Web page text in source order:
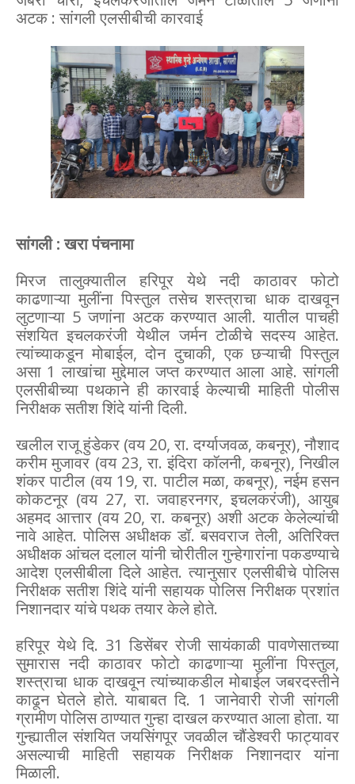
अटक : सांगली एलसीबीची कारवाई
सांगली : खरा पंचनामा
मिरज तालुक्यातील हरिपूर येथे नदी काठावर फोटो
काढणाऱ्या मुलींना पिस्तुल तसेच शस्त्राचा धाक दाखवून
लुटणाऱ्या 5 जणांना अटक करण्यात आली. यातील पाचही
संशयित इचलकरंजी येथील जर्मन टोळीचे सदस्य आहेत.
त्यांच्याकडून मोबाईल, दोन दुचाकी, एक छऱ्याची पिस्तुल
असा 1 लाखांचा मुद्देमाल जप्त करण्यात आला आहे. सांगली
एलसीबीच्या पथकाने ही कारवाई केल्याची माहिती पोलीस
निरीक्षक सतीश शिंदे यांनी दिली.
खलील राजू हुंडेकर (वय 20, रा. दर्ग्याजवळ, कबनूर), नौशाद
करीम मुजावर (वय 23, रा. इंदिरा कॉलनी, कबनूर), निखील
शंकर पाटील (वय 19, रा. पाटील मळा, कबनूर), नईम हसन
कोकटनूर (वय 27, रा. जवाहरनगर, इचलकरंजी), आयुब
अहमद आत्तार (वय 20, रा. कबनूर) अशी अटक केलेल्यांची
नावे आहेत. पोलिस अधीक्षक डॉ. बसवराज तेली, अतिरिक्त
अधीक्षक आंचल दलाल यांनी चोरीतील गुन्हेगारांना पकडण्याचे
आदेश एलसीबीला दिले आहेत. त्यानुसार एलसीबीचे पोलिस
निरीक्षक सतीश शिंदे यांनी सहायक पोलिस निरीक्षक प्रशांत
निशानदार यांचे पथक तयार केले होते.
हरिपूर येथे दि. 31 डिसेंबर रोजी सायंकाळी पावणेसातच्या
सुमारास नदी काठावर फोटो काढणाऱ्या मुलींना पिस्तुल,
शस्त्राचा धाक दाखवून त्यांच्याकडील मोबाईल जबरदस्तीने
काढून घेतले होते. याबाबत दि. 1 जानेवारी रोजी सांगली
ग्रामीण पोलिस ठाण्यात गुन्हा दाखल करण्यात आला होता. या
गुन्ह्यातील संशयित जयसिंगपूर जवळील चौंडेश्वरी फाट्यावर
असल्याची माहिती सहायक निरीक्षक निशानदार यांना
मिळाली.